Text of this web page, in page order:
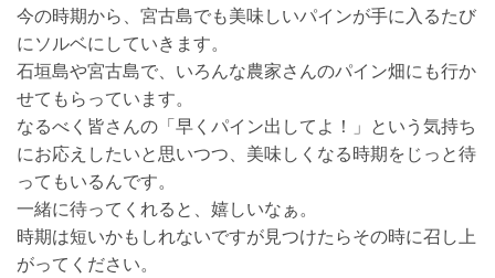
今の時期から、宮古島でも美味しいパインが手に入るたび
にソルベにしていきます。
石垣島や宮古島で、いろんな農家さんのパイン畑にも行か
せてもらっています。
なるべく皆さんの「早くパイン出してよ！」という気持ち
にお応えしたいと思いつつ、美味しくなる時期をじっと待
ってもいるんです。
一緒に待ってくれると、嬉しいなぁ。
時期は短いかもしれないですが見つけたらその時に召し上
がってください。